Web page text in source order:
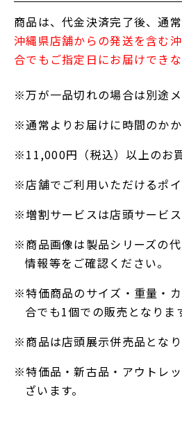
商品は、代金決済完了後、通
沖縄県店舗からの発送を含む
合でもご指定日にお届けでき
※万が一品切れの場合は別途
※通常よりお届けに時間のか
※11,000円（税込）以上のお
※店舗でご利用いただけるポ
※増割サービスは店頭サービ
※商品画像は製品シリーズの
情報等をご確認ください。
※特価商品のサイズ・重量・
合でも1個での販売となりま
※商品は店頭展示併売品となり
※特価品・新古品・アウトレ
ざいます。